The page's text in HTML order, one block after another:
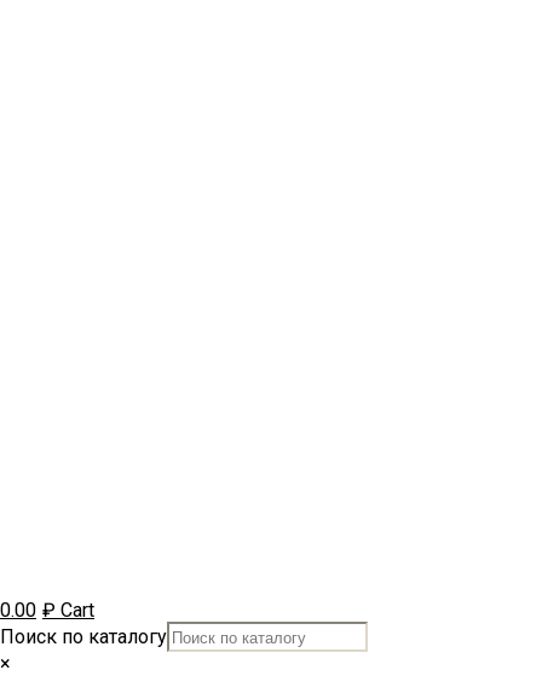
0.00 ₽ Cart
Поиск по каталогу
×